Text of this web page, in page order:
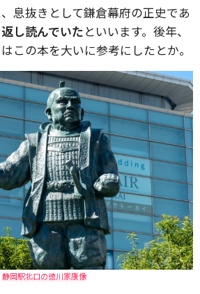
息抜きとして鎌倉幕府の正史であ
し読んでいたといいます。後年、
この本を大いに参考にしたとか。
静岡駅北口の徳川家康像